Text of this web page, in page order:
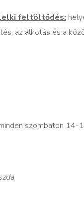
feltöltődés:
az alkotás és a
szombaton 14-